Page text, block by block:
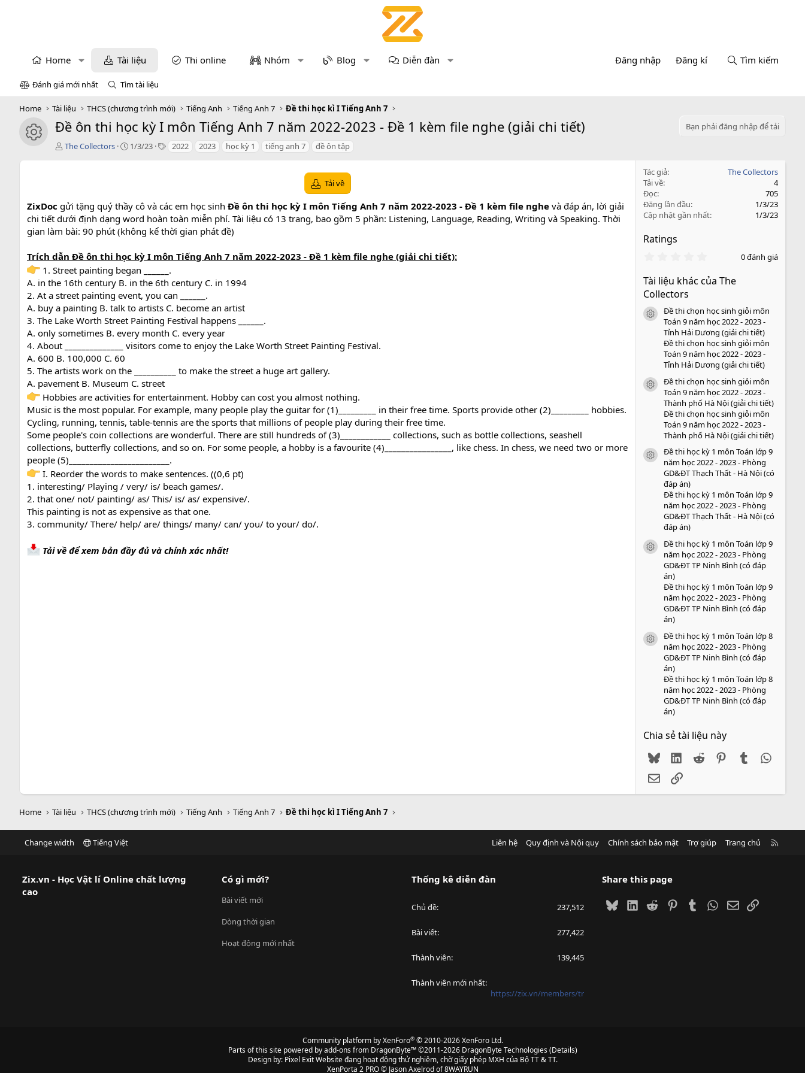
Home Tài liệu Thi online Nhóm Blog Diễn đàn Đăng nhập Đăng kí Tìm kiếm
Đánh giá mới nhất Tìm tài liệu
Home Tài liệu THCS (chương trình mới) Tiếng Anh Tiếng Anh 7 Đề thi học kì I Tiếng Anh 7
icon tài liệu
Đề ôn thi học kỳ I môn Tiếng Anh 7 năm 2022-2023 - Đề 1 kèm file nghe (giải chi tiết)
Bạn phải đăng nhập để tải
T
The Collectors
C
o
n
d
t
e
1/3/23
T 2022 2023 học kỳ 1 tiếng anh 7 đề ôn tập
Tải về
ZixDoc gửi tặng quý thầy cô và các em học sinh Đề ôn thi học kỳ I môn Tiếng Anh 7 năm 2022-2023 - Đề 1 kèm file nghe và đáp án, lời giải
chi tiết dưới định dạng word hoàn toàn miễn phí. Tài liệu có 13 trang, bao gồm 5 phần: Listening, Language, Reading, Writing và Speaking. Thời
gian làm bài: 90 phút (không kể thời gian phát đề)
Trích dẫn Đề ôn thi học kỳ I môn Tiếng Anh 7 năm 2022-2023 - Đề 1 kèm file nghe (giải chi tiết):
1. Street painting began ______.
A. in the 16th century B. in the 6th century C. in 1994
2. At a street painting event, you can ______.
A. buy a painting B. talk to artists C. become an artist
3. The Lake Worth Street Painting Festival happens ______.
A. only sometimes B. every month C. every year
4. About ______________ visitors come to enjoy the Lake Worth Street Painting Festival.
A. 600 B. 100,000 C. 60
5. The artists work on the __________ to make the street a huge art gallery.
A. pavement B. Museum C. street
Hobbies are activities for entertainment. Hobby can cost you almost nothing.
Music is the most popular. For example, many people play the guitar for (1)_________ in their free time. Sports provide other (2)_________ hobbies.
Cycling, running, tennis, table-tennis are the sports that millions of people play during their free time.
Some people's coin collections are wonderful. There are still hundreds of (3)____________ collections, such as bottle collections, seashell
collections, butterfly collections, and so on. For some people, a hobby is a favourite (4)________________, like chess. In chess, we need two or more
people (5)________________________.
I. Reorder the words to make sentences. ((0,6 pt)
1. interesting/ Playing / very/ is/ beach games/.
2. that one/ not/ painting/ as/ This/ is/ as/ expensive/.
This painting is not as expensive as that one.
3. community/ There/ help/ are/ things/ many/ can/ you/ to your/ do/.
Tải về để xem bản đầy đủ và chính xác nhất!
Tác giả
The Collectors
Tải về
4
Đọc
705
Đăng lần đầu
1/3/23
Cập nhật gần nhất
1/3/23
Ratings
0
0
o
0 đánh giá
Tài liệu khác của The
Collectors
icon tài liệu
Đề thi chọn học sinh giỏi môn
Toán 9 năm học 2022 - 2023 -
Tỉnh Hải Dương (giải chi tiết)
Đề thi chọn học sinh giỏi môn
Toán 9 năm học 2022 - 2023 -
Tỉnh Hải Dương (giải chi tiết)
icon tài liệu
Đề thi chọn học sinh giỏi môn
Toán 9 năm học 2022 - 2023 -
Thành phố Hà Nội (giải chi tiết)
Đề thi chọn học sinh giỏi môn
Toán 9 năm học 2022 - 2023 -
Thành phố Hà Nội (giải chi tiết)
icon tài liệu
Đề thi học kỳ 1 môn Toán lớp 9
năm học 2022 - 2023 - Phòng
GD&ĐT Thạch Thất - Hà Nội (có
đáp án)
Đề thi học kỳ 1 môn Toán lớp 9
năm học 2022 - 2023 - Phòng
GD&ĐT Thạch Thất - Hà Nội (có
đáp án)
icon tài liệu
Đề thi học kỳ 1 môn Toán lớp 9
năm học 2022 - 2023 - Phòng
GD&ĐT TP Ninh Bình (có đáp
án)
Đề thi học kỳ 1 môn Toán lớp 9
năm học 2022 - 2023 - Phòng
GD&ĐT TP Ninh Bình (có đáp
án)
icon tài liệu
Đề thi học kỳ 1 môn Toán lớp 8
năm học 2022 - 2023 - Phòng
GD&ĐT TP Ninh Bình (có đáp
án)
Đề thi học kỳ 1 môn Toán lớp 8
năm học 2022 - 2023 - Phòng
GD&ĐT TP Ninh Bình (có đáp
án)
Chia sẻ tài liệu này
BlueskyLinkedIn
Reddit PinterestTumblr
EmailLink
Home Tài liệu THCS (chương trình mới) Tiếng Anh Tiếng Anh 7 Đề thi học kì I Tiếng Anh 7
Change width Tiếng Việt Liên hệ Quy định và Nội quy Chính sách bảo mật Trợ giúp Trang chủ
Zix.vn - Học Vật lí Online chất lượng
cao
Có gì mới?
Bài viết mới
Dòng thời gian
Hoạt động mới nhất
Thống kê diễn đàn
Chủ đề 237,512
Bài viết 277,422
Thành viên 139,445
Thành viên mới nhất
https://zix.vn/members/tr
Share this page
BlueskyLinkedIn
Reddit PinterestTumblrWhatsApp
EmailLink
Community platform by XenForo® © 2010-2026 XenForo Ltd.
Parts of this site powered byadd-ons from DragonByte™©2011-2026 DragonByte Technologies(Details)
Design by: Pixel ExitWebsite đang hoạt động thử nghiệm, chờ giấy phép MXH của Bộ TT & TT.
XenPorta 2 PRO© Jason Axelrod of8WAYRUN